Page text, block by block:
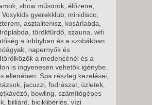
show műsorok, élőzene,
gyerekklub, minidisco,
asztalitenisz, kosárlabda,
törökfürdő, szauna, wifi
a lobbyban és a szobákban.
napernyők és
a medencénél és a
is ingyenesen vehetők igénybe.
ellenében: Spa részleg kezelései,
jacuzzi, fodrászat, üzletek,
bowling, számítógépes
billiárd, biciklibérlés, vízi